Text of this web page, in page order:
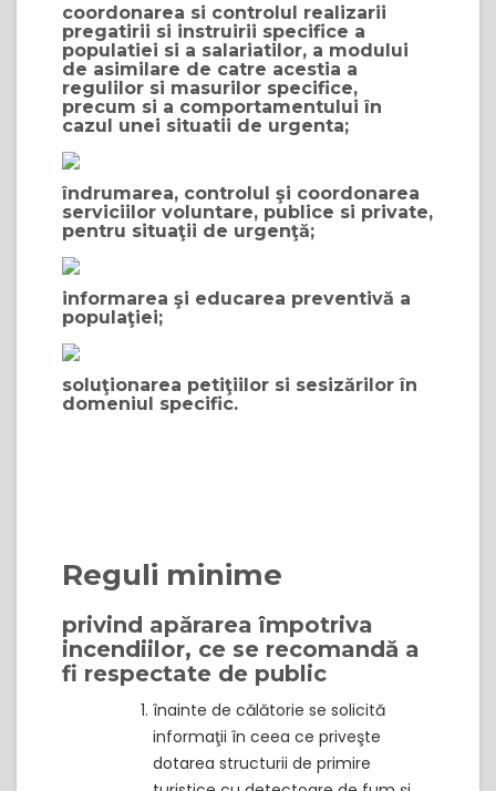
coordonarea si controlul realizarii
pregatirii si instruirii specifice a
populatiei si a salariatilor, a modului
de asimilare de catre acestia a
regulilor si masurilor specifice,
precum si a comportamentului în
cazul unei situatii de urgenta;
îndrumarea, controlul şi coordonarea
serviciilor voluntare, publice si private,
pentru situaţii de urgenţă;
informarea şi educarea preventivă a
populaţiei;
soluţionarea petiţiilor si sesizărilor în
domeniul specific.
Reguli minime
privind apărarea împotriva
incendiilor, ce se recomandă a
fi respectate de public
înainte de călătorie se solicită
informaţii în ceea ce priveşte
dotarea structurii de primire